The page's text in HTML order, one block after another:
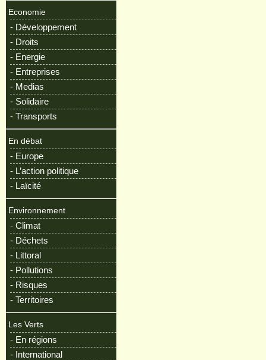
Economie
- Développement
- Droits
- Energie
- Entreprises
- Medias
- Solidaire
- Transports
En débat
- Europe
- L’action politique
- Laïcité
Environnement
- Climat
- Déchets
- Littoral
- Pollutions
- Risques
- Territoires
Les Verts
- En régions
- International